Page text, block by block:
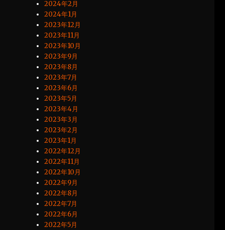
2024年2月
2024年1月
2023年12月
2023年11月
2023年10月
2023年9月
2023年8月
2023年7月
2023年6月
2023年5月
2023年4月
2023年3月
2023年2月
2023年1月
2022年12月
2022年11月
2022年10月
2022年9月
2022年8月
2022年7月
2022年6月
2022年5月